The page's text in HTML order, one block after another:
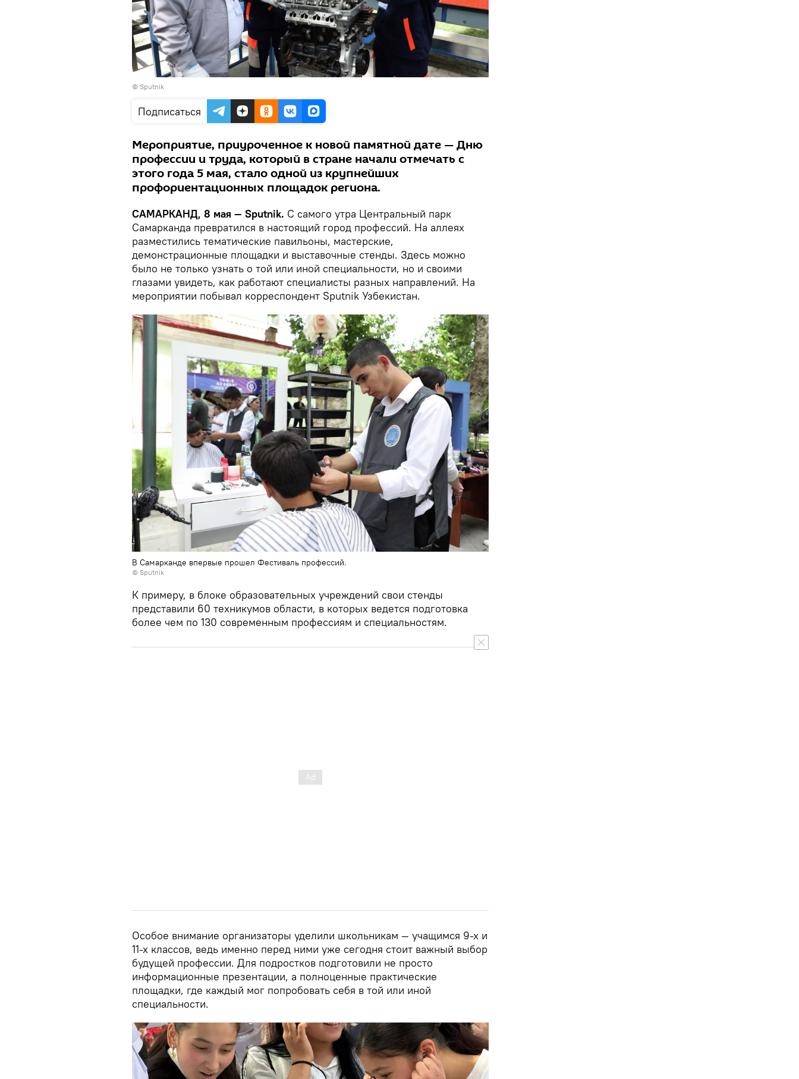
© Sputnik
Подписаться
Мероприятие, приуроченное к новой памятной дате — Дню
профессии и труда, который в стране начали отмечать с
этого года 5 мая, стало одной из крупнейших
профориентационных площадок региона.
САМАРКАНД, 8 мая — Sputnik. С самого утра Центральный парк
Самарканда превратился в настоящий город профессий. На аллеях
разместились тематические павильоны, мастерские,
демонстрационные площадки и выставочные стенды. Здесь можно
было не только узнать о той или иной специальности, но и своими
глазами увидеть, как работают специалисты разных направлений. На
мероприятии побывал корреспондент Sputnik Узбекистан.
В Самарканде впервые прошел Фестиваль профессий.
© Sputnik
К примеру, в блоке образовательных учреждений свои стенды
представили 60 техникумов области, в которых ведется подготовка
более чем по 130 современным профессиям и специальностям.
Особое внимание организаторы уделили школьникам — учащимся 9-х и
11-х классов, ведь именно перед ними уже сегодня стоит важный выбор
будущей профессии. Для подростков подготовили не просто
информационные презентации, а полноценные практические
площадки, где каждый мог попробовать себя в той или иной
специальности.